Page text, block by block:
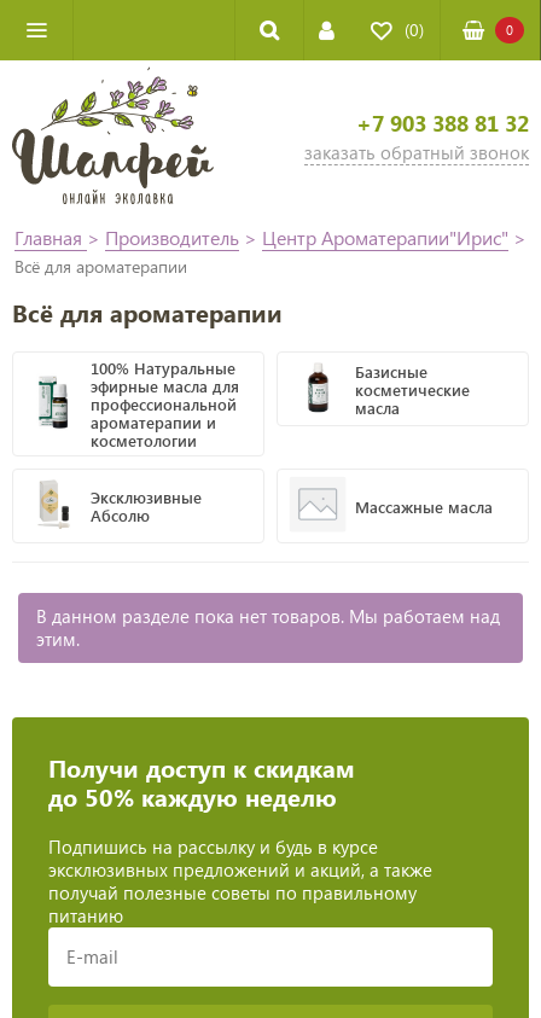
(0) 0
+7 903 388 81 32
заказать обратный звонок
Главная > Производитель > Центр Ароматерапии"Ирис" >
Всё для ароматерапии
Всё для ароматерапии
100% Натуральные
эфирные масла для
профессиональной
ароматерапии и
косметологии
Базисные
косметические
масла
Эксклюзивные
Абсолю
Массажные масла
В данном разделе пока нет товаров. Мы работаем над
этим.
Получи доступ к скидкам
до 50% каждую неделю
Подпишись на рассылку и будь в курсе
эксклюзивных предложений и акций, а также
получай полезные советы по правильному
питанию